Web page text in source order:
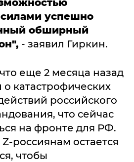
успешно
обширный
- заявил Гиркин.
еще 2 месяца назад
катастрофических
российского
что сейчас
на фронте для РФ.
россиянам остается
чтобы